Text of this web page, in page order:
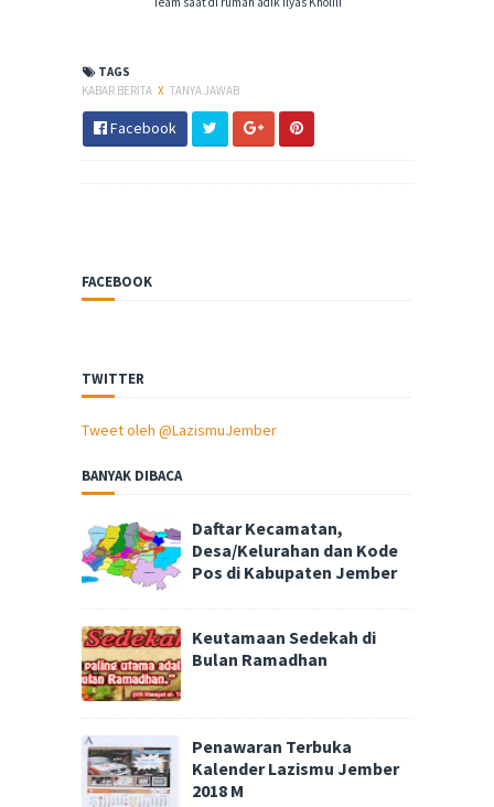
TAGS
KABAR BERITA X TANYA JAWAB
Facebook
FACEBOOK
TWITTER
Tweet oleh @LazismuJember
BANYAK DIBACA
Daftar Kecamatan,
Desa/Kelurahan dan Kode
Pos di Kabupaten Jember
Keutamaan Sedekah di
Bulan Ramadhan
Penawaran Terbuka
Kalender Lazismu Jember
2018 M